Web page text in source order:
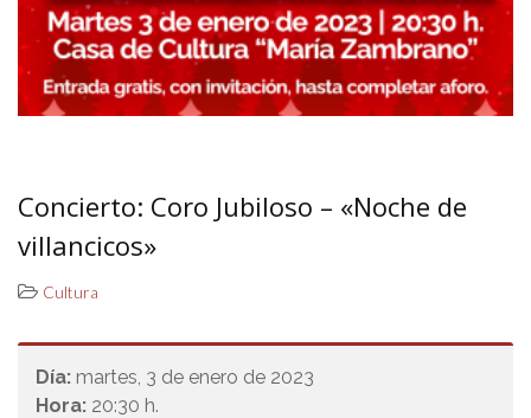
Concierto: Coro Jubiloso – «Noche de
villancicos»
Cultura
Día: martes, 3 de enero de 2023
Hora: 20:30 h.